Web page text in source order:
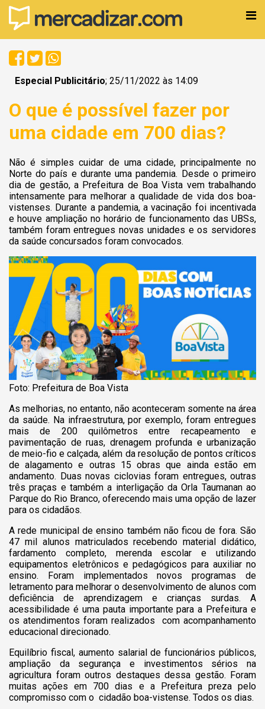
Especial Publicitário; 25/11/2022 às 14:09
O que é possível fazer por
uma cidade em 700 dias?
Não é simples cuidar de uma cidade, principalmente no
Norte do país e durante uma pandemia. Desde o primeiro
dia de gestão, a Prefeitura de Boa Vista vem trabalhando
intensamente para melhorar a qualidade de vida dos boa-
vistenses. Durante a pandemia, a vacinação foi incentivada
e houve ampliação no horário de funcionamento das UBSs,
também foram entregues novas unidades e os servidores
da saúde concursados foram convocados.
Foto: Prefeitura de Boa Vista
As melhorias, no entanto, não aconteceram somente na área
da saúde. Na infraestrutura, por exemplo, foram entregues
mais de 200 quilômetros entre recapeamento e
pavimentação de ruas, drenagem profunda e urbanização
de meio-fio e calçada, além da resolução de pontos críticos
de alagamento e outras 15 obras que ainda estão em
andamento. Duas novas ciclovias foram entregues, outras
três praças e também a interligação da Orla Taumanan ao
Parque do Rio Branco, oferecendo mais uma opção de lazer
para os cidadãos.
A rede municipal de ensino também não ficou de fora. São
47 mil alunos matriculados recebendo material didático,
fardamento completo, merenda escolar e utilizando
equipamentos eletrônicos e pedagógicos para auxiliar no
ensino. Foram implementados novos programas de
letramento para melhorar o desenvolvimento de alunos com
deficiência de aprendizagem e crianças surdas. A
acessibilidade é uma pauta importante para a Prefeitura e
os atendimentos foram realizados com acompanhamento
educacional direcionado.
Equilíbrio fiscal, aumento salarial de funcionários públicos,
ampliação da segurança e investimentos sérios na
agricultura foram outros destaques dessa gestão. Foram
muitas ações em 700 dias e a Prefeitura preza pelo
compromisso com o cidadão boa-vistense. Todos os dias.